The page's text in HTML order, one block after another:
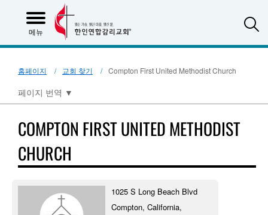
메뉴
홈페이지 교회 찾기 Compton First United Methodist Church
페이지 번역 ▼
COMPTON FIRST UNITED METHODIST
CHURCH
1025 S Long Beach Blvd
Compton, California,